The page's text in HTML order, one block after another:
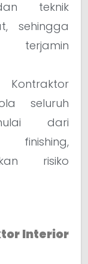
teknik
sehingga
terjamin
seluruh
dari
finishing,
risiko
Interior